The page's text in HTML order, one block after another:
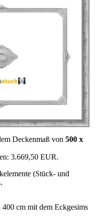
Deckenmaß von 500 x
3.669,50 EUR.
(Stück- und
cm mit dem Eckgesims